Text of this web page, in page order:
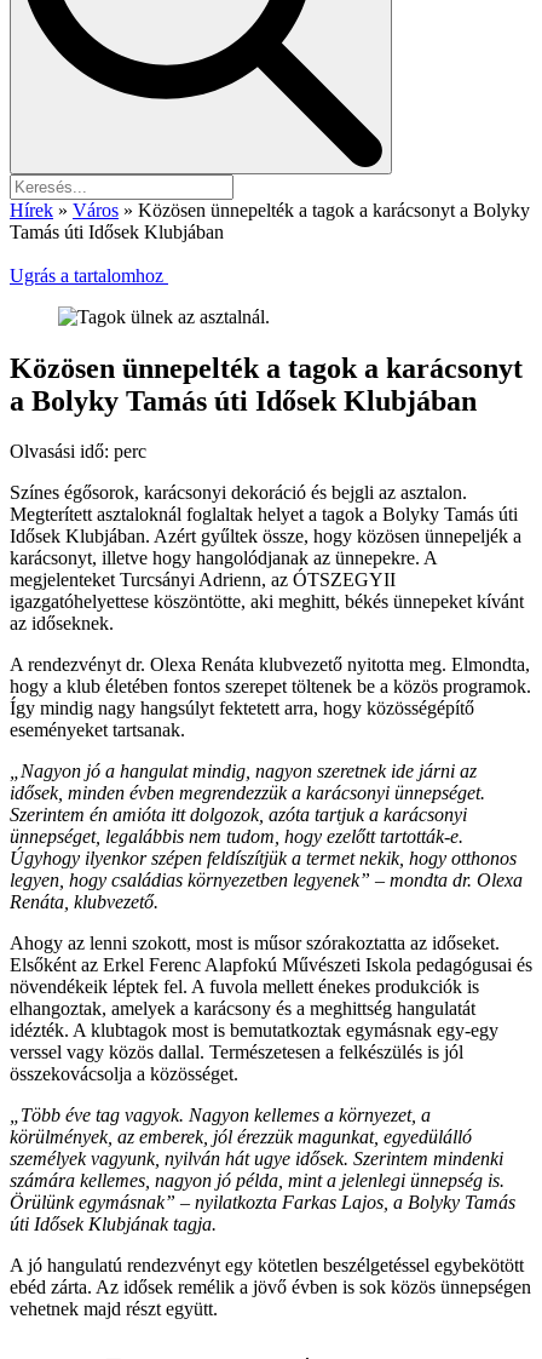
Hírek » Város » Közösen ünnepelték a tagok a karácsonyt a Bolyky
Tamás úti Idősek Klubjában
Ugrás a tartalomhoz
Közösen ünnepelték a tagok a karácsonyt
a Bolyky Tamás úti Idősek Klubjában
Olvasási idő: perc
Színes égősorok, karácsonyi dekoráció és bejgli az asztalon.
Megterített asztaloknál foglaltak helyet a tagok a Bolyky Tamás úti
Idősek Klubjában. Azért gyűltek össze, hogy közösen ünnepeljék a
karácsonyt, illetve hogy hangolódjanak az ünnepekre. A
megjelenteket Turcsányi Adrienn, az ÓTSZEGYII
igazgatóhelyettese köszöntötte, aki meghitt, békés ünnepeket kívánt
az időseknek.
A rendezvényt dr. Olexa Renáta klubvezető nyitotta meg. Elmondta,
hogy a klub életében fontos szerepet töltenek be a közös programok.
Így mindig nagy hangsúlyt fektetett arra, hogy közösségépítő
eseményeket tartsanak.
„Nagyon jó a hangulat mindig, nagyon szeretnek ide járni az
idősek, minden évben megrendezzük a karácsonyi ünnepséget.
Szerintem én amióta itt dolgozok, azóta tartjuk a karácsonyi
ünnepséget, legalábbis nem tudom, hogy ezelőtt tartották-e.
Úgyhogy ilyenkor szépen feldíszítjük a termet nekik, hogy otthonos
legyen, hogy családias környezetben legyenek” – mondta dr. Olexa
Renáta, klubvezető.
Ahogy az lenni szokott, most is műsor szórakoztatta az időseket.
Elsőként az Erkel Ferenc Alapfokú Művészeti Iskola pedagógusai és
növendékeik léptek fel. A fuvola mellett énekes produkciók is
elhangoztak, amelyek a karácsony és a meghittség hangulatát
idézték. A klubtagok most is bemutatkoztak egymásnak egy-egy
verssel vagy közös dallal. Természetesen a felkészülés is jól
összekovácsolja a közösséget.
„Több éve tag vagyok. Nagyon kellemes a környezet, a
körülmények, az emberek, jól érezzük magunkat, egyedülálló
személyek vagyunk, nyilván hát ugye idősek. Szerintem mindenki
számára kellemes, nagyon jó példa, mint a jelenlegi ünnepség is.
Örülünk egymásnak” – nyilatkozta Farkas Lajos, a Bolyky Tamás
úti Idősek Klubjának tagja.
A jó hangulatú rendezvényt egy kötetlen beszélgetéssel egybekötött
ebéd zárta. Az idősek remélik a jövő évben is sok közös ünnepségen
vehetnek majd részt együtt.